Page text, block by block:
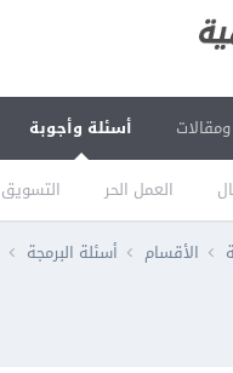
أسئلة وأجوبة
العمل الحر
الأقسام أسئلة البرمجة